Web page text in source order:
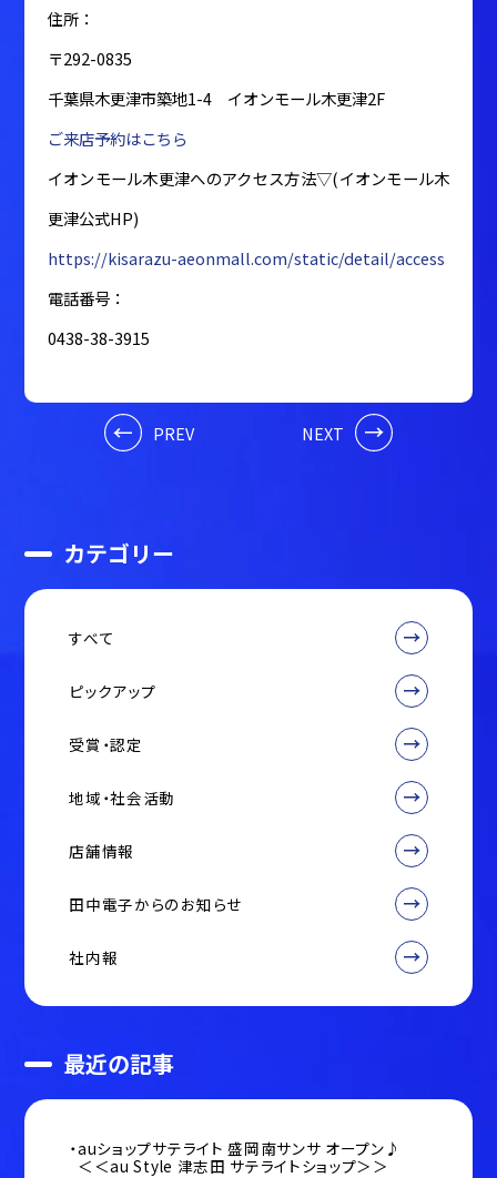
住所：
〒292-0835
千葉県木更津市築地1-4 イオンモール木更津2F
ご来店予約はこちら
イオンモール木更津へのアクセス方法▽(イオンモール木
更津公式HP)
https://kisarazu-aeonmall.com/static/detail/access
電話番号：
0438-38-3915
PREV NEXT
カテゴリー
すべて
ピックアップ
受賞・認定
地域・社会活動
店舗情報
田中電子からのお知らせ
社内報
最近の記事
auショップサテライト 盛岡南サンサ オープン♪
＜＜au Style 津志田 サテライトショップ＞＞